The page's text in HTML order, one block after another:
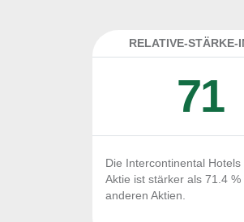
RELATIVE-STÄRKE-
71
Die Intercontinental Hotels
Aktie ist stärker als 71.4 %
anderen Aktien.